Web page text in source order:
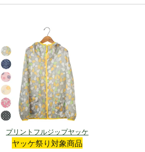
プリントフルジップヤッケ
ヤッケ祭り対象商品